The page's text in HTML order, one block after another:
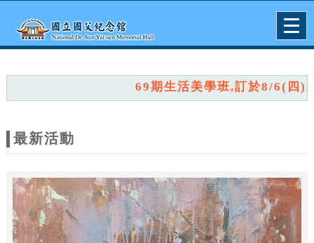
網
站
主
題
69期生活美學班,訂於8/6(四)上午
最新活動